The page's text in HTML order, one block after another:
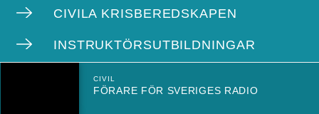
CIVILA KRISBEREDSKAPEN
INSTRUKTÖRSUTBILDNINGAR
CIVIL
FÖRARE FÖR SVERIGES RADIO